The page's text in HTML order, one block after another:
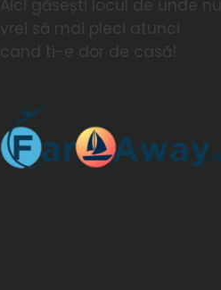
Aici găsești locul de unde nu
vrei să mai pleci atunci
cand ti-e dor de casă!